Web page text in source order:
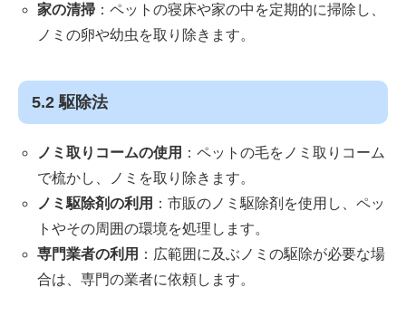
家の清掃：ペットの寝床や家の中を定期的に掃除し、
ノミの卵や幼虫を取り除きます。
5.2 駆除法
ノミ取りコームの使用 ：ペットの毛をノミ取りコーム
で梳かし、ノミを取り除きます。
ノミ駆除剤の利用 ：市販のノミ駆除剤を使用し、ペッ
トやその周囲の環境を処理します。
専門業者の利用 ：広範囲に及ぶノミの駆除が必要な場
合は、専門の業者に依頼します。